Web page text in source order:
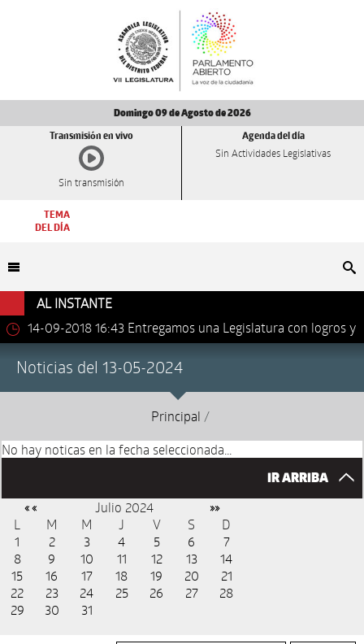
Domingo 09 de Agosto de 2026
Transmisión en vivo
Sin transmisión
Agenda del día
Sin Actividades Legislativas
TEMA
DEL DÍA
AL INSTANTE
14-09-2018 16:43 Entregamos una Legislatura con logros y
Noticias del 13-05-2024
Principal /
No hay noticas en la fecha seleccionada...
IR ARRIBA
« « Julio 2024 »»
L M M J V S
D
1
2 3 4 5 6
7
8
9 10 11 12 13
14
15
16 17 18 19 20
21
22
23 24 25 26 27
28
29
30 31